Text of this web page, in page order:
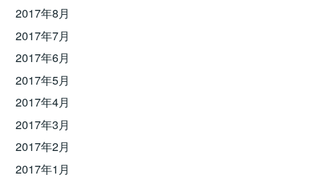
2017年8月
2017年7月
2017年6月
2017年5月
2017年4月
2017年3月
2017年2月
2017年1月